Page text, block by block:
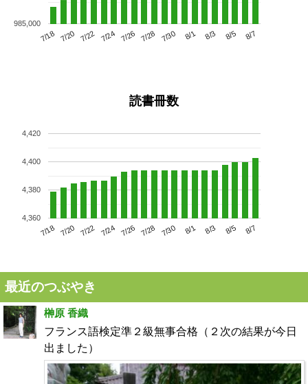
7/18 7/20 7/22 7/24 7/26 7/28 7/30 8/1 8/3 8/5 8/7
985,000
読書冊数
7/18 7/20 7/22 7/24 7/26 7/28 7/30 8/1 8/3 8/5 8/7
4,360
4,380
4,400
4,420
最近のつぶやき
榊原 香織
フランス語検定準２級無事合格（２次の結果が今日
出ました）